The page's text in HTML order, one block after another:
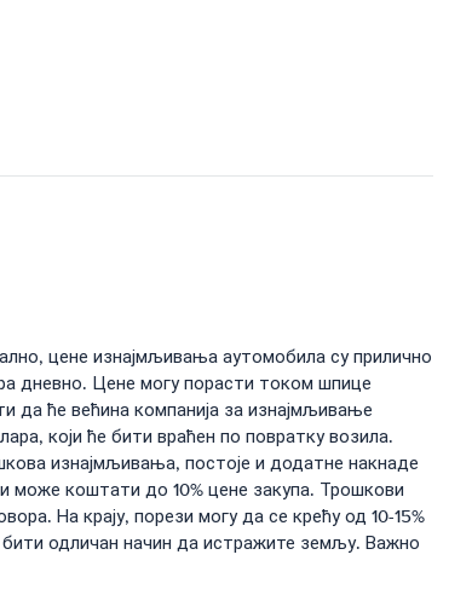
цене изнајмљивања аутомобила су прилично
дневно. Цене могу порасти током шпице
да ће већина компанија за изнајмљивање
који ће бити враћен по повратку возила.
изнајмљивања, постоје и додатне накнаде
и може коштати до 10% цене закупа. Трошкови
На крају, порези могу да се крећу од 10-15%
бити одличан начин да истражите земљу. Важно